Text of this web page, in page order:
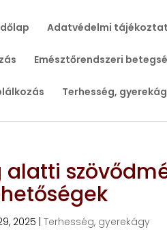
Adatvédelmi
Emésztőrendszeri
Terhesség,
alatti
2025 Terhesség, gyerekágy